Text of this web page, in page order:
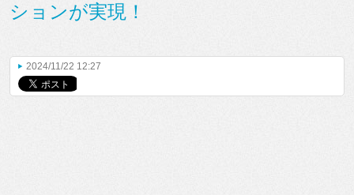
ションが実現！
2024/11/22 12:27